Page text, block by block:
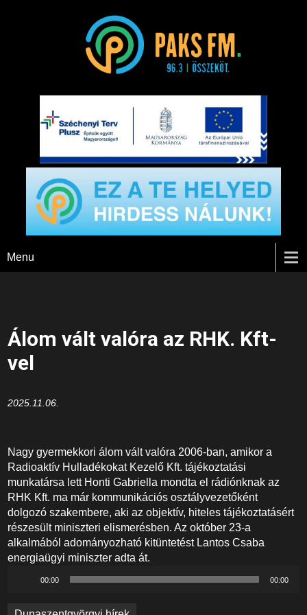
Paks FM
Menu
Álom vált valóra az RHK. Kft-
vel
2025.11.06.
Nagy gyermekkori álom vált valóra 2006-ban, amikor a
Radioaktív Hulladékokat Kezelő Kft. tájékoztatási
munkatársa lett Honti Gabriella mondta el rádiónknak az
RHK Kft. ma már kommunikációs osztályvezetőként
dolgozó szakembere, aki az objektív, hiteles tájékoztatásért
részesült miniszteri elismerésben. Az október 23-a
alkalmából adományozható kitüntetést Lantos Csaba
energiaügyi miniszter adta át.
00:00 00:00